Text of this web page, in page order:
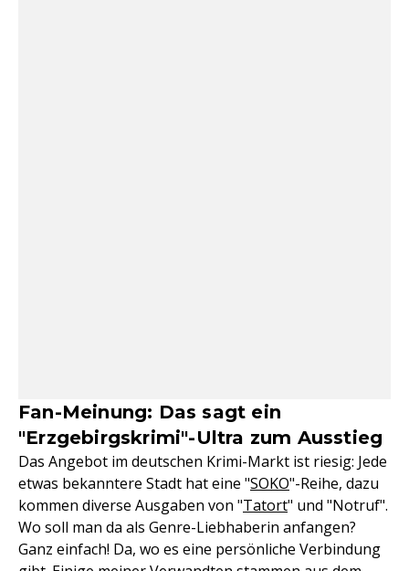
Fan-Meinung: Das sagt ein
"Erzgebirgskrimi"-Ultra zum Ausstieg
Das Angebot im deutschen Krimi-Markt ist riesig: Jede
etwas bekanntere Stadt hat eine "SOKO"-Reihe, dazu
kommen diverse Ausgaben von "Tatort" und "Notruf".
Wo soll man da als Genre-Liebhaberin anfangen?
Ganz einfach! Da, wo es eine persönliche Verbindung